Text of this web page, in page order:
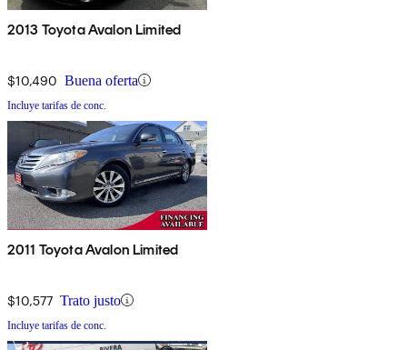
2013 Toyota Avalon Limited
$10,490 Buena oferta
Incluye tarifas de conc.
2011 Toyota Avalon Limited
$10,577 Trato justo
Incluye tarifas de conc.